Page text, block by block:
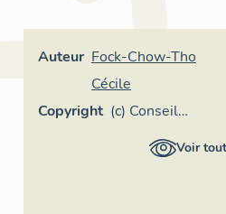
Auteur Fock-Chow-Tho
Cécile
Copyright (c) Conseil
départemental de
Voir tout